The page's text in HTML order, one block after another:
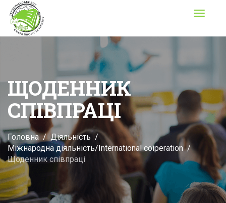
Toggle
ЩОДЕННИК
СПІВПРАЦІ
Головна
Діяльність
Міжнародна діяльність/International coiperation
Щоденник співпраці